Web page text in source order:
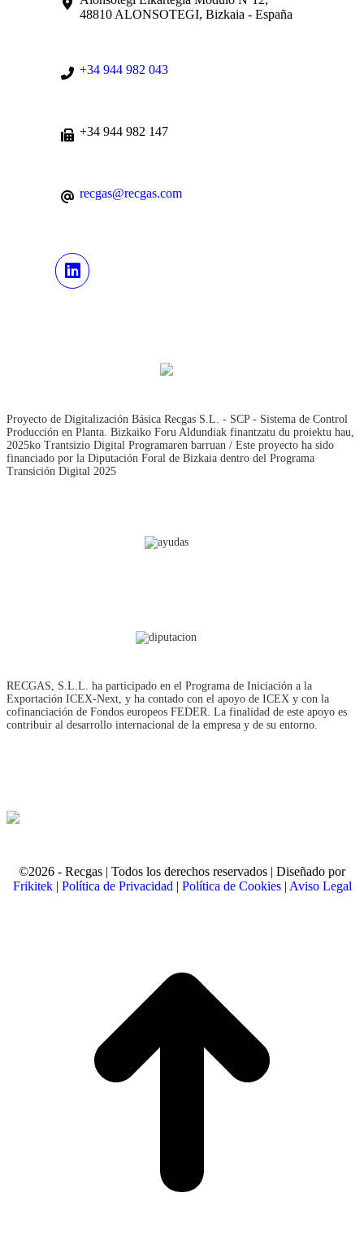
48810 ALONSOTEGI, Bizkaia - España
+34 944 982 043
+34 944 982 147
recgas@recgas.com
Proyecto de Digitalización Básica Recgas S.L. - SCP - Sistema de Control
Producción en Planta. Bizkaiko Foru Aldundiak finantzatu du proiektu hau,
2025ko Trantsizio Digital Programaren barruan / Este proyecto ha sido
financiado por la Diputación Foral de Bizkaia dentro del Programa
Transición Digital 2025
RECGAS, S.L.L. ha participado en el Programa de Iniciación a la
Exportación ICEX‐Next, y ha contado con el apoyo de ICEX y con la
cofinanciación de Fondos europeos FEDER. La finalidad de este apoyo es
contribuir al desarrollo internacional de la empresa y de su entorno.
©2026 - Recgas | Todos los derechos reservados | Diseñado por
Frikitek| Política de Privacidad | Política de Cookies| Aviso Legal